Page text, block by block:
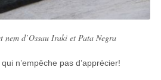
nem d’Ossau Iraki et Pata Negra
n’empêche pas d’apprécier!